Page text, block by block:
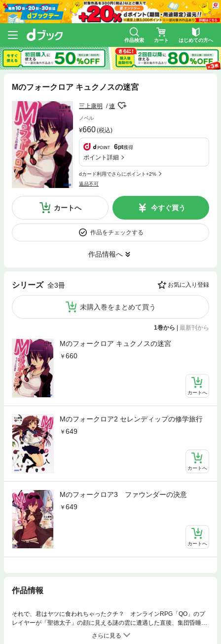
作品検索 カート はじめての方へ
Mのフォークロア キュクノスの迷宮
三上康明 連
ノベル
660(税込)
6pt獲得
ポイント詳細
dカード利用でさらにポイント+2%
返品不可
カートへ 今すぐ買う
作品をチェックする
作品情報へ
シリーズ 全3冊 お気に入り登録
未購入巻をまとめて買う
1巻から 最新刊から
Mのフォークロア キュクノスの迷宮
660
カートへ
Mのフォークロア2 セレンディップの修学旅行
649
カートへ
Mのフォークロア3 ファウンダーの決意
649
カートへ
作品情報
それで、君はヤツに食われちゃったクチ？ オンラインRPG「QO」のプ
レイヤーが「聖徳太子」の顔に見える謎の雲に遭遇した直後、集団昏睡を
引きおこす事件が発生！ 妹が被害者となった鶴見圭悟は、原因を解明す
るべく奔走する。だがその過程で出会うのは、男子生徒をまどわす「スク